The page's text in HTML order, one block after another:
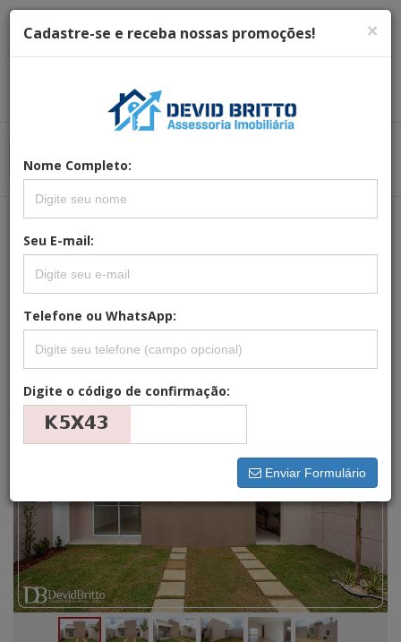
Principal
Menu Principal
REFERÊNCIA: OUTSIDE-01
GARDÊNIA OUTSIDE - CASA 2
QUARTOS NO JARDIM EUROPA -
MANGABEIRA
×
Cadastre-se e receba nossas promoções!
Nome Completo:
Seu E-mail:
Telefone ou WhatsApp:
Digite o código de confirmação:
Enviar Formulário